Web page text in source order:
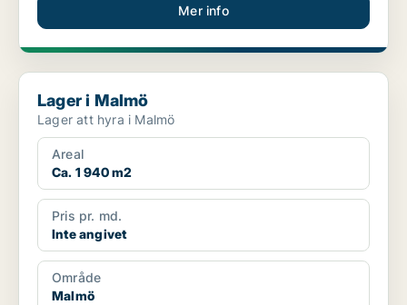
Mer info
Lager i Malmö
Lager i Malmö
Lager att hyra i Malmö
Areal
Ca. 1 940 m2
Pris pr. md.
Inte angivet
Område
Malmö